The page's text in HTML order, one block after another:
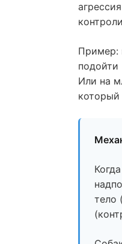
Пример:
подойти
Или на
тело